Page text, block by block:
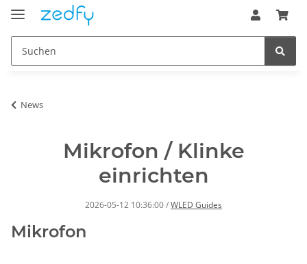
News
Mikrofon / Klinke
einrichten
2026-05-12 10:36:00/WLED Guides
Mikrofon